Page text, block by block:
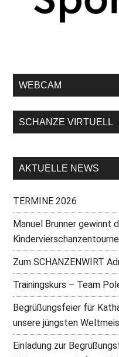
WEBCAM
SCHANZE VIRTUELL
AKTUELLE NEWS
TERMINE 2026
Manuel Brunner gewinnt
Zum SCHANZENWIRT
Trainingskurs – Team
Begrüßungsfeier für
unsere jüngsten
Einladung zur